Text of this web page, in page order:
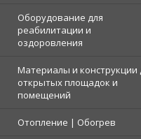
Оборудование для
реабилитации и
оздоровления
Материалы и конструкции
открытых площадок и
помещений
Отопление | Обогрев